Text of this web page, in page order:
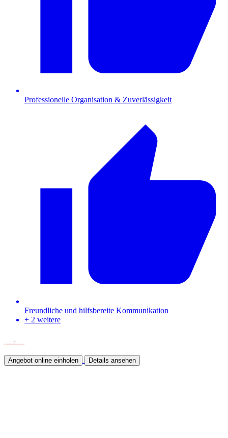
Professionelle Organisation & Zuverlässigkeit
Freundliche und hilfsbereite Kommunikation
+ 2 weitere
Angebot online einholen Details ansehen